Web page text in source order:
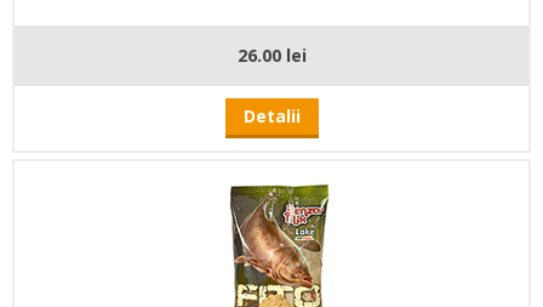
26.00 lei
Detalii